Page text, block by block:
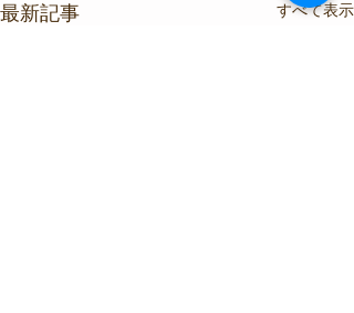
最新記事 すべて表示